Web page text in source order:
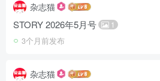
杂志猫
STORY 2026年5月号 1
3个月前发布
杂志猫